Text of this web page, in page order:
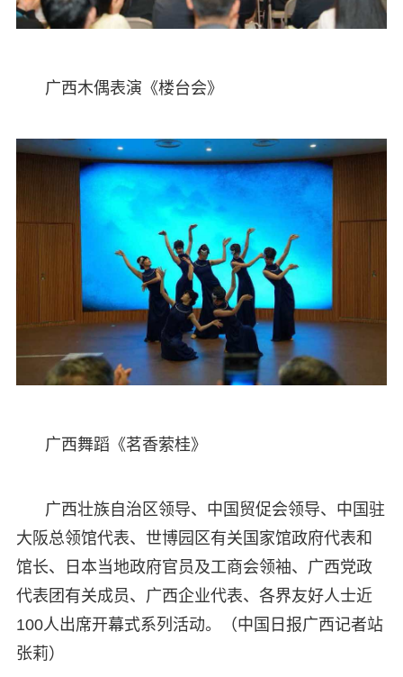
广西木偶表演《楼台会》
广西舞蹈《茗香萦桂》
广西壮族自治区领导、中国贸促会领导、中国驻
大阪总领馆代表、世博园区有关国家馆政府代表和
馆长、日本当地政府官员及工商会领袖、广西党政
代表团有关成员、广西企业代表、各界友好人士近
100人出席开幕式系列活动。（中国日报广西记者站
张莉）